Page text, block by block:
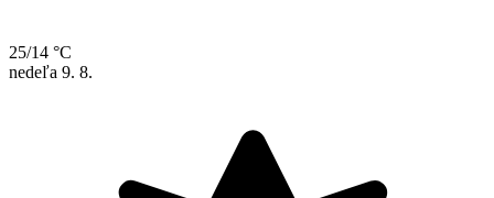
25/14 °C
nedeľa 9. 8.